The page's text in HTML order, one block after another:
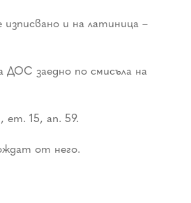
и на латиница –
заедно по смисъла на
ет. 15, ап. 59.
от него.